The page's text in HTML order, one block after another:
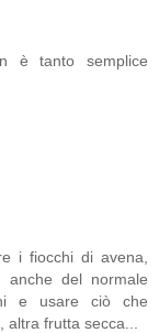
è tanto semplice
i fiocchi di avena,
del normale
e usare ciò che
frutta secca...